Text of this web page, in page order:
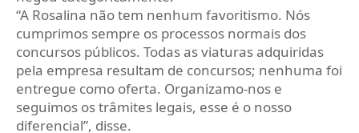
“A Rosalina não tem nenhum favoritismo. Nós
cumprimos sempre os processos normais dos
concursos públicos. Todas as viaturas adquiridas
pela empresa resultam de concursos; nenhuma foi
entregue como oferta. Organizamo-nos e
seguimos os trâmites legais, esse é o nosso
diferencial”, disse.